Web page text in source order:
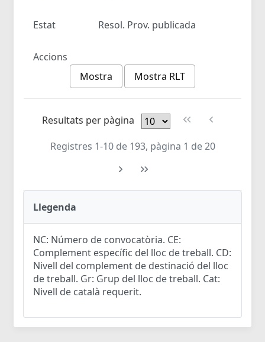
Estat Resol. Prov. publicada
Accions
Mostra
Mostra RLT
Resultats per pàgina
Registres 1-10 de 193, pàgina 1 de 20
Llegenda
NC: Número de convocatòria. CE:
Complement específic del lloc de treball. CD:
Nivell del complement de destinació del lloc
de treball. Gr: Grup del lloc de treball. Cat:
Nivell de català requerit.